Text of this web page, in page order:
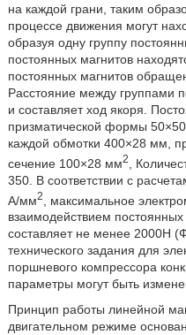
на каждой грани, таким
процессе движения могут
образуя одну группу
постоянных магнитов
постоянных магнитов
Расстояние между группами
и составляет ход якоря.
призматической формы
каждой обмотки 400×28 мм,
сечение 100×28 мм2
,
350. В соответствии с
А/мм2
, максимальное
взаимодействием
составляет не менее 2000Н
технического задания для
поршневого компрессора
параметры могут быть
Принцип работы линейной
двигательном режиме